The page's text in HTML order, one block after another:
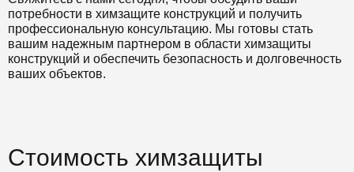
потребности в химзащите конструкций и получить
профессиональную консультацию. Мы готовы стать
вашим надежным партнером в области химзащиты
конструкций и обеспечить безопасность и долговечность
ваших объектов.
Стоимость химзащиты